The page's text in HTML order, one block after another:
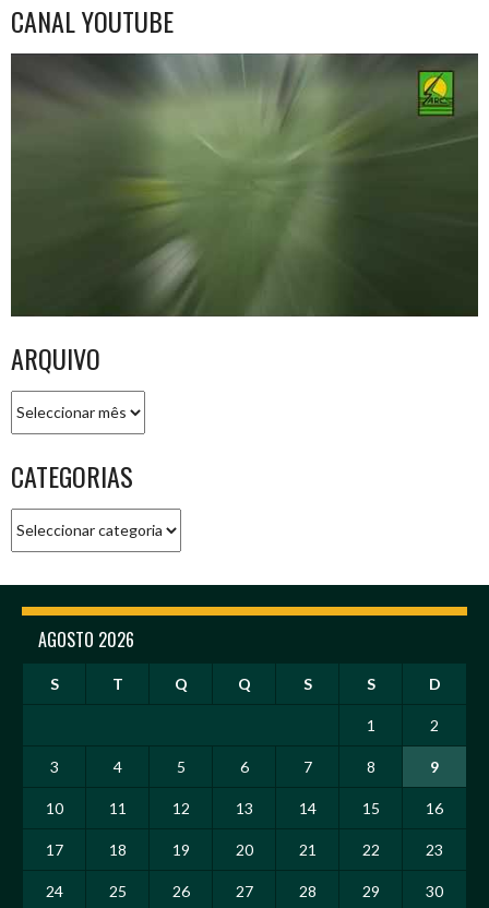
CANAL YOUTUBE
ARQUIVO
CATEGORIAS
AGOSTO 2026
S T Q Q S S D
1 2
3 4 5 6 7 8 9
10 11 12 13 14 15 16
17 18 19 20 21 22 23
24 25 26 27 28 29 30